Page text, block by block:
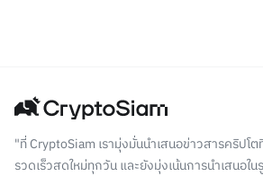
"ที่ CryptoSiam เรามุ่งมั่นนำเสนอข่าวสารคริปโต
รวดเร็วสดใหม่ทุกวัน และยังมุ่งเน้นการนำเสนอใ